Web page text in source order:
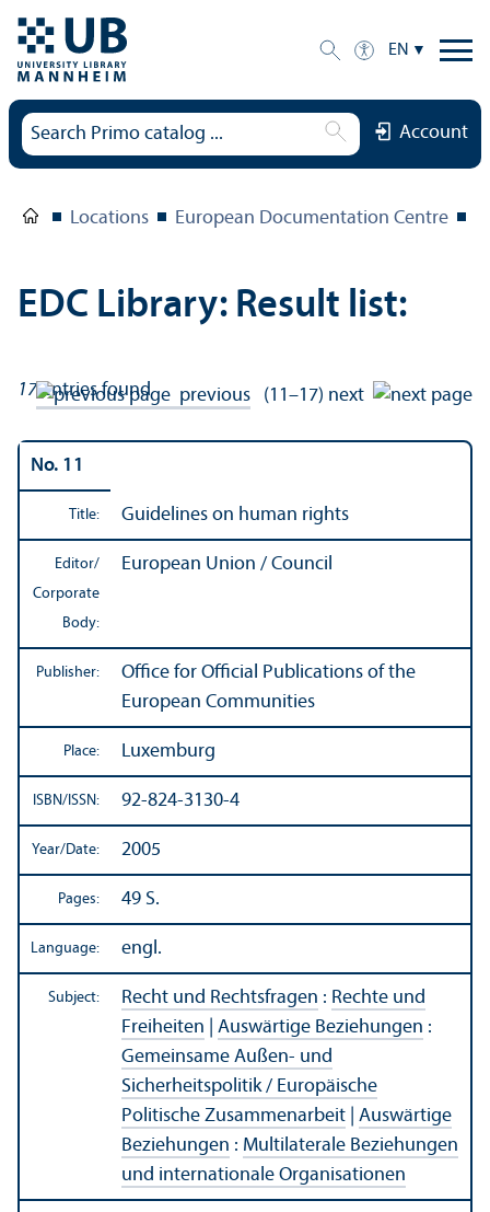
EN
Account
Locations European Documentation Centre
EDC Library: Result list:
17entries found previous (11–17) next
No. 11
Title: Guidelines on human rights
Editor/
Corporate
Body:
European Union / Council
Publisher:
Office for Official Publications of the
European Communities
Place: Luxemburg
ISBN/ISSN: 92-824-3130-4
Year/Date: 2005
Pages: 49 S.
Language: engl.
Subject: Recht und Rechtsfragen : Rechte und
Freiheiten
Auswärtige Beziehungen :
Gemeinsame Außen- und
Sicherheitspolitik / Europäische
Politische Zusammenarbeit
Auswärtige
Beziehungen : Multilaterale Beziehungen
und internationale Organisationen